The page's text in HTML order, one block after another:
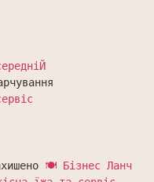
🍽 Бізнес Ланч